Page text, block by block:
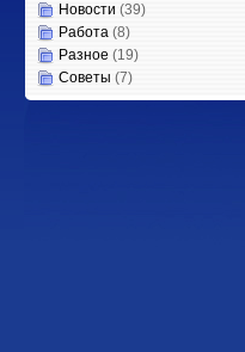
Новости (39)
Работа (8)
Разное (19)
Советы (7)